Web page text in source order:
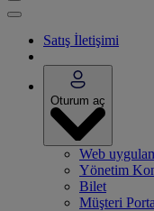
Satış İletişimi
Oturum aç
Web
Yönetim
Bilet
Müşteri